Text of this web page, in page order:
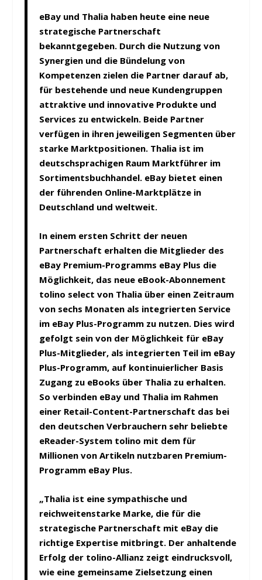
eBay und Thalia haben heute eine neue
strategische Partnerschaft
bekanntgegeben. Durch die Nutzung von
Synergien und die Bündelung von
Kompetenzen zielen die Partner darauf ab,
für bestehende und neue Kundengruppen
attraktive und innovative Produkte und
Services zu entwickeln. Beide Partner
verfügen in ihren jeweiligen Segmenten über
starke Marktpositionen. Thalia ist im
deutschsprachigen Raum Marktführer im
Sortimentsbuchhandel. eBay bietet einen
der führenden Online-Marktplätze in
Deutschland und weltweit.
In einem ersten Schritt der neuen
Partnerschaft erhalten die Mitglieder des
eBay Premium-Programms eBay Plus die
Möglichkeit, das neue eBook-Abonnement
tolino select von Thalia über einen Zeitraum
von sechs Monaten als integrierten Service
im eBay Plus-Programm zu nutzen. Dies wird
gefolgt sein von der Möglichkeit für eBay
Plus-Mitglieder, als integrierten Teil im eBay
Plus-Programm, auf kontinuierlicher Basis
Zugang zu eBooks über Thalia zu erhalten.
So verbinden eBay und Thalia im Rahmen
einer Retail-Content-Partnerschaft das bei
den deutschen Verbrauchern sehr beliebte
eReader-System tolino mit dem für
Millionen von Artikeln nutzbaren Premium-
Programm eBay Plus.
„Thalia ist eine sympathische und
reichweitenstarke Marke, die für die
strategische Partnerschaft mit eBay die
richtige Expertise mitbringt. Der anhaltende
Erfolg der tolino-Allianz zeigt eindrucksvoll,
wie eine gemeinsame Zielsetzung einen